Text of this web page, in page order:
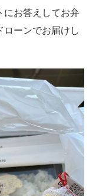
にお答えしてお弁
ーンでお届けし